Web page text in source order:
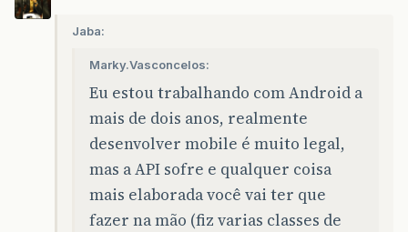
Jaba:
Marky.Vasconcelos:
Eu estou trabalhando com Android a
mais de dois anos, realmente
desenvolver mobile é muito legal,
mas a API sofre e qualquer coisa
mais elaborada você vai ter que
fazer na mão (fiz varias classes de